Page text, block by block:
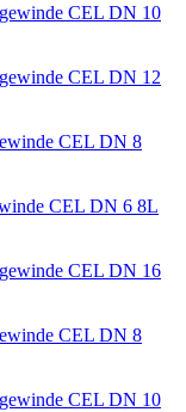
CEL DN 10
CEL DN 12
CEL DN 8
CEL DN 6 8L
CEL DN 16
CEL DN 8
CEL DN 10